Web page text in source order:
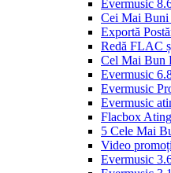
Evermusic
Cei Mai Buni
Exportă
Redă FLAC
Cel Mai Bun
Evermusic
Evermusic
Evermusic
Flacbox
5 Cele Mai
Video
Evermusic